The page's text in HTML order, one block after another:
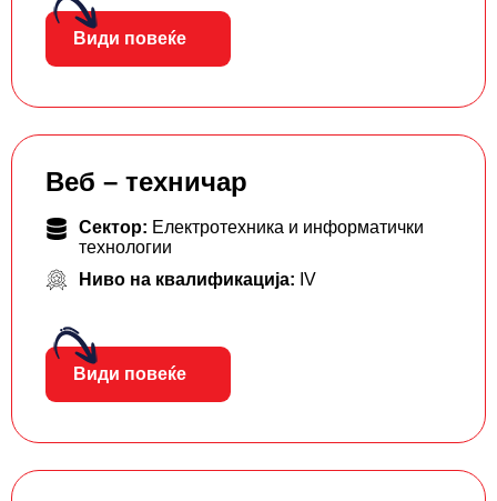
Види повеќе
Веб – техничар
Сектор: Електротехника и информатички
технологии
Ниво на квалификација: IV
Види повеќе